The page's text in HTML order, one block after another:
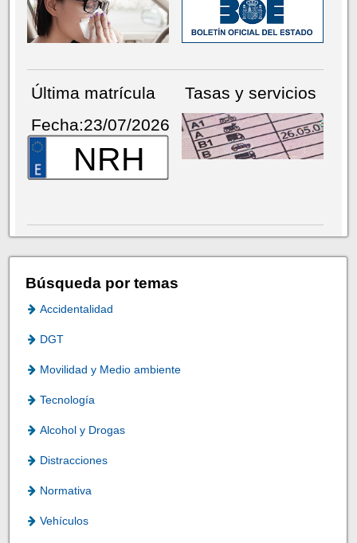
Última matrícula
Fecha:23/07/2026
NRH
Tasas y servicios
Búsqueda por temas
Accidentalidad
DGT
Movilidad y Medio ambiente
Tecnología
Alcohol y Drogas
Distracciones
Normativa
Vehículos